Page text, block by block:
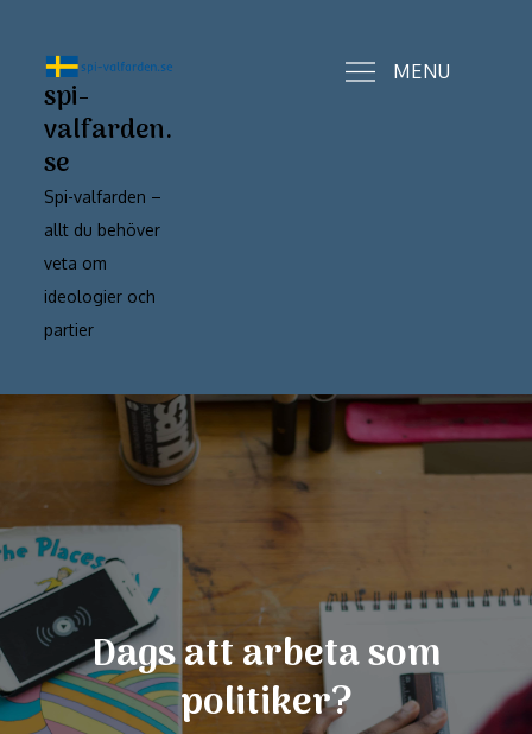
content
MENU
spi-
valfarden.
se
Spi-valfarden –
allt du behöver
veta om
ideologier och
partier
Dags att arbeta som
politiker?